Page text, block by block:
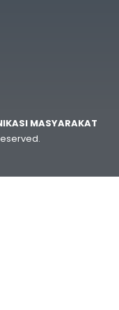
MASYARAKAT